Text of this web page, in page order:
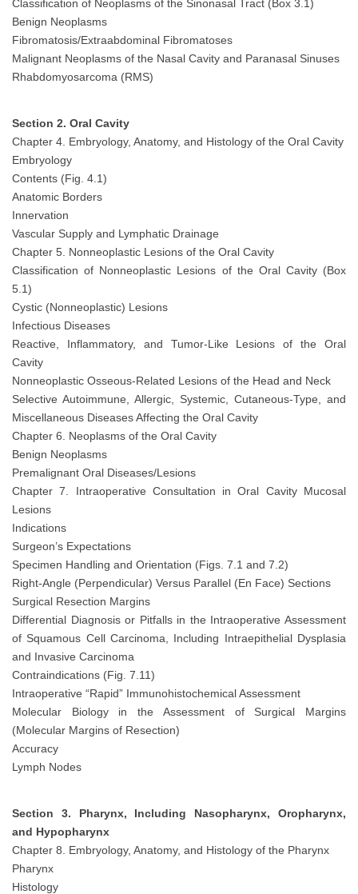
Classification of Neoplasms of the Sinonasal Tract (Box 3.1)
Benign Neoplasms
Fibromatosis/Extraabdominal Fibromatoses
Malignant Neoplasms of the Nasal Cavity and Paranasal Sinuses
Rhabdomyosarcoma (RMS)
Section 2. Oral Cavity
Chapter 4. Embryology, Anatomy, and Histology of the Oral Cavity
Embryology
Contents (Fig. 4.1)
Anatomic Borders
Innervation
Vascular Supply and Lymphatic Drainage
Chapter 5. Nonneoplastic Lesions of the Oral Cavity
Classification of Nonneoplastic Lesions of the Oral Cavity (Box
5.1)
Cystic (Nonneoplastic) Lesions
Infectious Diseases
Reactive, Inflammatory, and Tumor-Like Lesions of the Oral
Cavity
Nonneoplastic Osseous-Related Lesions of the Head and Neck
Selective Autoimmune, Allergic, Systemic, Cutaneous-Type, and
Miscellaneous Diseases Affecting the Oral Cavity
Chapter 6. Neoplasms of the Oral Cavity
Benign Neoplasms
Premalignant Oral Diseases/Lesions
Chapter 7. Intraoperative Consultation in Oral Cavity Mucosal
Lesions
Indications
Surgeon’s Expectations
Specimen Handling and Orientation (Figs. 7.1 and 7.2)
Right-Angle (Perpendicular) Versus Parallel (En Face) Sections
Surgical Resection Margins
Differential Diagnosis or Pitfalls in the Intraoperative Assessment
of Squamous Cell Carcinoma, Including Intraepithelial Dysplasia
and Invasive Carcinoma
Contraindications (Fig. 7.11)
Intraoperative “Rapid” Immunohistochemical Assessment
Molecular Biology in the Assessment of Surgical Margins
(Molecular Margins of Resection)
Accuracy
Lymph Nodes
Section 3. Pharynx, Including Nasopharynx, Oropharynx,
and Hypopharynx
Chapter 8. Embryology, Anatomy, and Histology of the Pharynx
Pharynx
Histology